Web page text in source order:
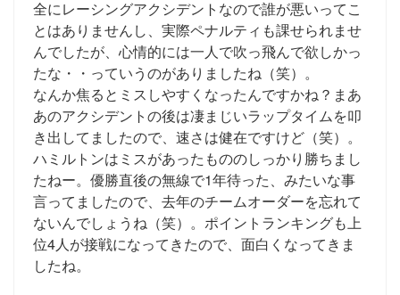
全にレーシングアクシデントなので誰が悪いってこ
とはありませんし、実際ペナルティも課せられませ
んでしたが、心情的には一人で吹っ飛んで欲しかっ
たな・・っていうのがありましたね（笑）。
なんか焦るとミスしやすくなったんですかね？まあ
あのアクシデントの後は凄まじいラップタイムを叩
き出してましたので、速さは健在ですけど（笑）。
ハミルトンはミスがあったもののしっかり勝ちまし
たねー。優勝直後の無線で1年待った、みたいな事
言ってましたので、去年のチームオーダーを忘れて
ないんでしょうね（笑）。ポイントランキングも上
位4人が接戦になってきたので、面白くなってきま
したね。